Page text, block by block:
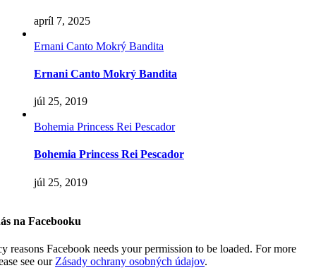
apríl 7, 2025
Ernani Canto Mokrý Bandita
Ernani Canto Mokrý Bandita
júl 25, 2019
Bohemia Princess Rei Pescador
Bohemia Princess Rei Pescador
júl 25, 2019
na Facebooku
reasons Facebook needs your permission to be loaded. For more
see our Zásady ochrany osobných údajov.